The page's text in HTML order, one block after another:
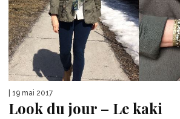
| 19 mai 2017
Look du jour – Le kaki